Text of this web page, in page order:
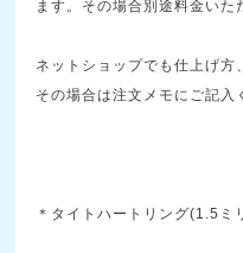
ます。その場合別途料金い
ネットショップでも仕上げ
その場合は注文メモにご記入
＊タイトハートリング(1.5